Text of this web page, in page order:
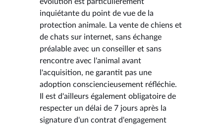
inquiétante du point de vue de la
protection animale. La vente de chiens et
de chats sur internet, sans échange
préalable avec un conseiller et sans
rencontre avec l'animal avant
l'acquisition, ne garantit pas une
adoption consciencieusement réfléchie.
Il est d'ailleurs également obligatoire de
respecter un délai de 7 jours après la
signature d'un contrat d'engagement